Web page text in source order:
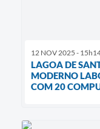
12 NOV 2025 -
LAGOA DE
MODERNO
COM 20